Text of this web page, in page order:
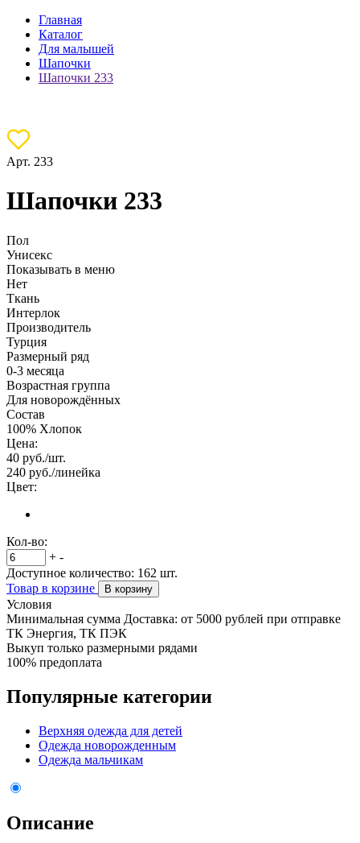
Главная
Каталог
Для малышей
Шапочки
Шапочки 233
Арт. 233
Шапочки 233
Пол
Унисекс
Показывать в меню
Нет
Ткань
Интерлок
Производитель
Турция
Размерный ряд
0-3 месяца
Возрастная группа
Для новорождённых
Состав
100% Хлопок
Цена:
40 руб./шт.
240 руб./линейка
Цвет:
Кол-во:
+ -
Доступное количество: 162 шт.
Товар в корзине
В корзину
Условия
Минимальная сумма Доставка: от 5000 рублей при отправке
ТК Энергия, ТК ПЭК
Выкуп только размерными рядами
100% предоплата
Популярные категории
Верхняя одежда для детей
Одежда новорожденным
Одежда мальчикам
Описание